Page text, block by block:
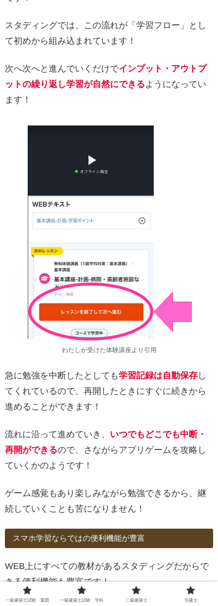
スタディングでは、この流れが「学習フロー」とし
て初めから組み込まれています！
次へ次へと進んでいくだけでインプット・アウトプ
ットの繰り返し学習が自然にできるようになってい
ます！
わたしが受けた体験講座より引用
急に勉強を中断したとしても学習記録は自動保存 し
てくれているので、再開したときにすぐに続きから
進めることができます！
流れに沿って進めていき、 いつでもどこでも中断・
再開ができるので、さながらアプリゲームを攻略し
ていくかのようです！
ゲーム感覚もあり楽しみながら勉強できるから、継
続していくことも苦になりません！
スマホ学習ならではの便利機能が豊富
WEB上にすべての教材があるスタディングだからで
きる便利機能も豊富です！
一級建築士試験 製図 一級建築士試験 学科 二級建築士 宅建士